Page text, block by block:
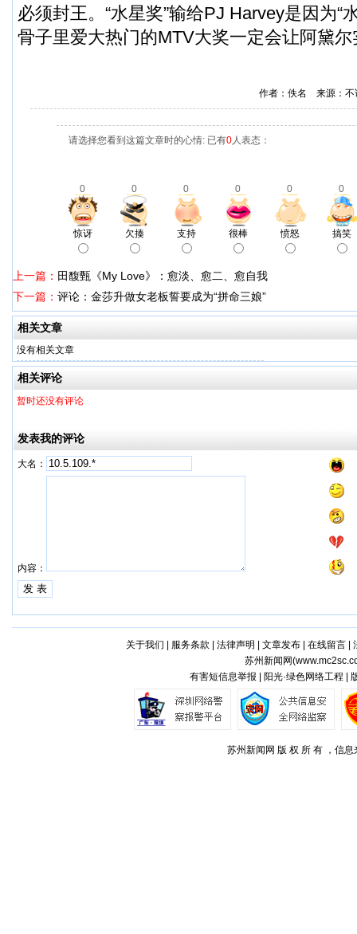
必须封王。“水星奖”输给PJ Harvey是因为“
骨子里爱大热门的MTV大奖一定会让阿黛
作者：佚名 来源：
请选择您看到这篇文章时的心情: 已有0人表态：
0 0 0 0 0 0
惊讶 欠揍 支持 很棒 愤怒 搞笑
上一篇： 田馥甄《My Love》：愈淡、愈二、愈自我
下一篇： 评论：金莎升做女老板誓要成为“拼命三娘”
相关文章
没有相关文章
相关评论
暂时还没有评论
发表我的评论
大名：
内容：
关于我们 服务条款 法律声明 文章发布| 在线留言|
苏州新闻网(
有害短信息举报 | 阳光·绿色网络工程 |
苏州新闻网 版 权 所 有 ，信